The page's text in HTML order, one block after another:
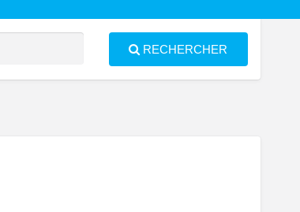
RECHERCHER